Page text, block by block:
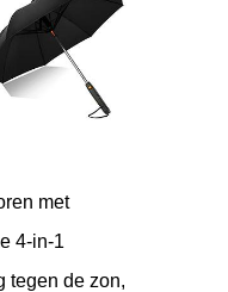
met
4-in-1
tegen de zon,